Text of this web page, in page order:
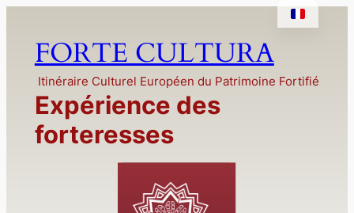
contenuFORTE CULTURA
Itinéraire Culturel Européen du Patrimoine Fortifié
Expérience des
forteresses